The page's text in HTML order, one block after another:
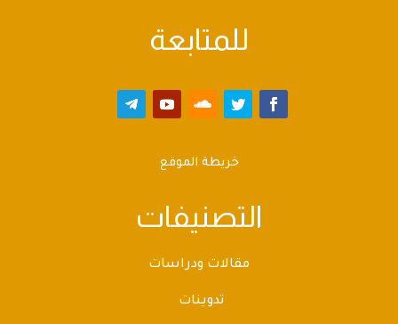
للمتابعة
خريطة الموقع
التصنيفات
مقالات ودراسات
تدوينات